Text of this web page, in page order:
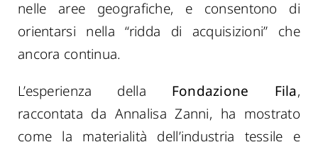
nelle aree geografiche, e consentono di
orientarsi nella “ridda di acquisizioni” che
ancora continua.
L’esperienza della Fondazione Fila,
raccontata da Annalisa Zanni, ha mostrato
come la materialità dell’industria tessile e